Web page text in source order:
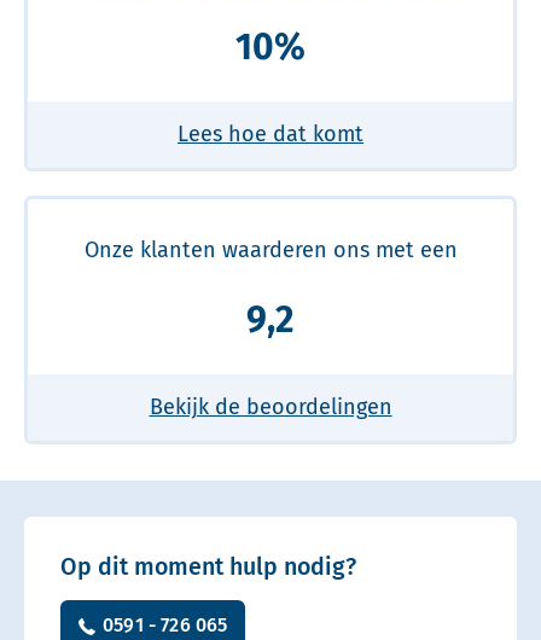
10%
Lees hoe dat komt
Onze klanten waarderen ons met een
9,2
Bekijk de beoordelingen
Op dit moment hulp nodig?
0591 - 726 065